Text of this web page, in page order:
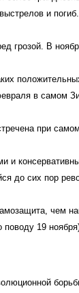
и
грозой. В
в самом
при
и
до сих пор
чем
19